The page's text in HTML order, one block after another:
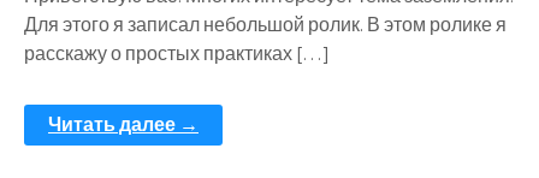
Для этого я записал небольшой ролик. В этом ролике я
расскажу о простых практиках […]
Читать далее →